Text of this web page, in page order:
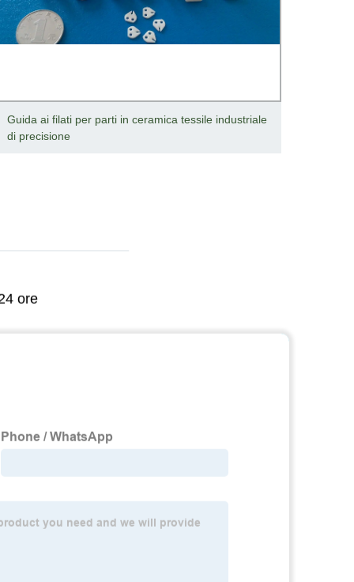
Guida ai filati per parti in ceramica tessile industriale
di precisione
ore